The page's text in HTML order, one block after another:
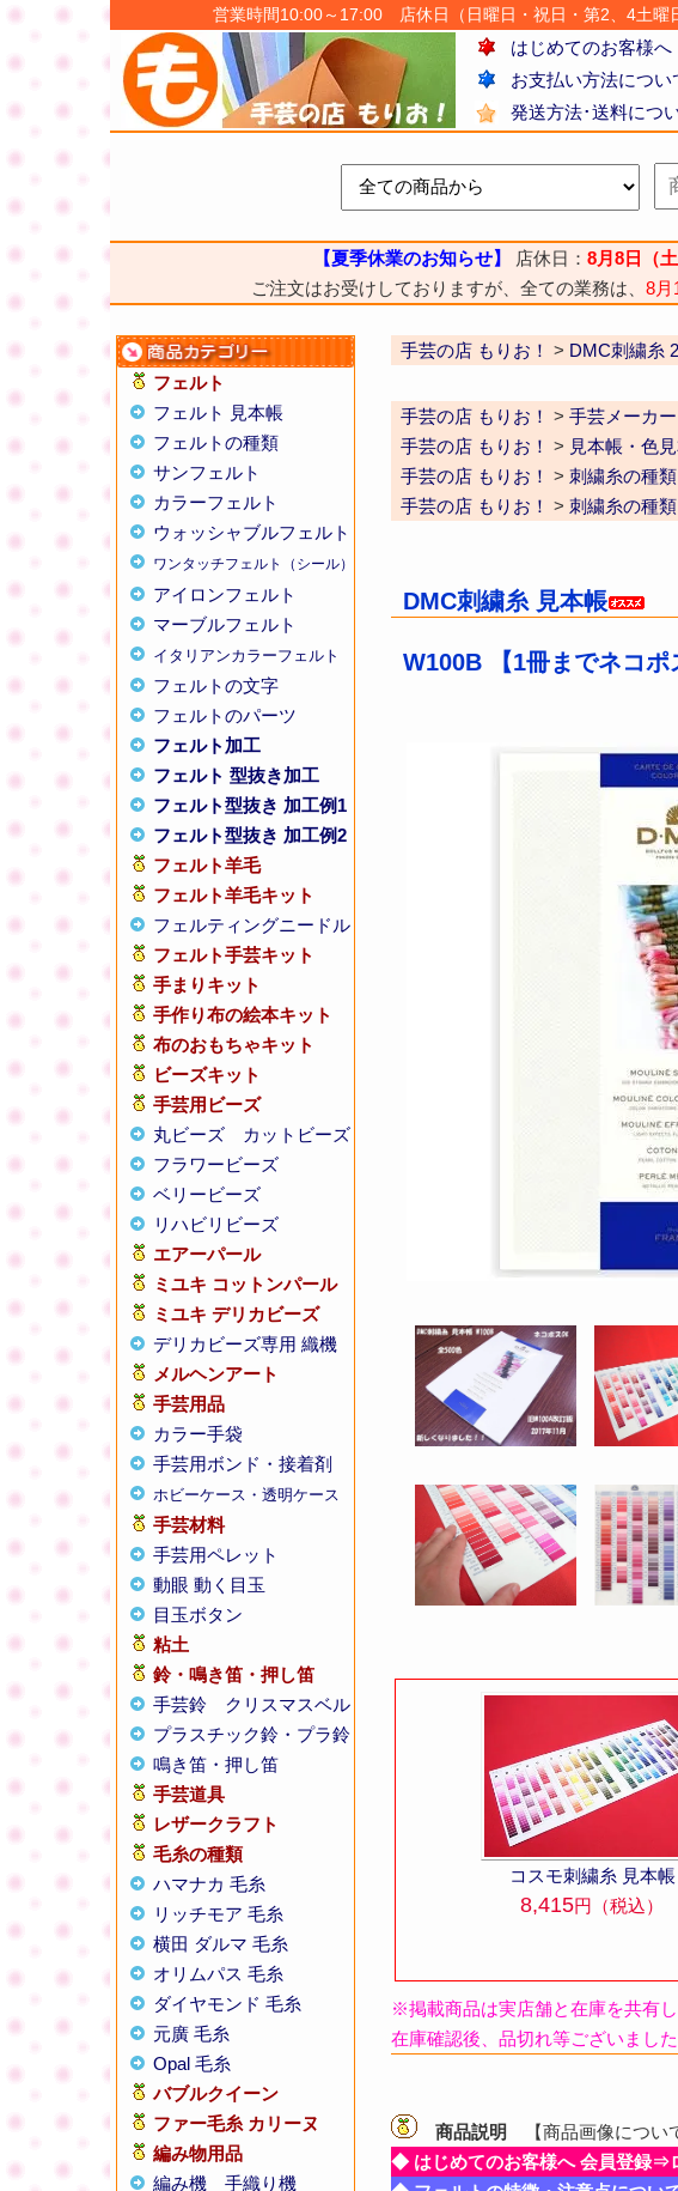
営業時間10:00～17:00 店休日（日曜日・祝日・第2、4土曜
はじめてのお客様へ
お支払い方法につい
発送方法･送料につ
【夏季休業のお知らせ】 店休日： 8月8日（
ご注文はお受けしておりますが、全ての業務は、 8月
フェルト
フェルト 見本帳
フェルトの種類
サンフェルト
カラーフェルト
ウォッシャブルフェルト
ワンタッチフェルト（シール）
アイロンフェルト
マーブルフェルト
イタリアンカラーフェルト
フェルトの文字
フェルトのパーツ
フェルト加工
フェルト 型抜き加工
フェルト型抜き 加工例1
フェルト型抜き 加工例2
フェルト羊毛
フェルト羊毛キット
フェルティングニードル
フェルト手芸キット
手まりキット
手作り布の絵本キット
布のおもちゃキット
ビーズキット
手芸用ビーズ
丸ビーズ
カットビーズ
フラワービーズ
ベリービーズ
リハビリビーズ
エアーパール
ミユキ コットンパール
ミユキ デリカビーズ
デリカビーズ専用 織機
メルヘンアート
手芸用品
カラー手袋
手芸用ボンド・接着剤
ホビーケース・透明ケース
手芸材料
手芸用ペレット
動眼 動く目玉
目玉ボタン
粘土
鈴・鳴き笛・押し笛
手芸鈴
クリスマスベル
プラスチック鈴・プラ鈴
鳴き笛・押し笛
手芸道具
レザークラフト
毛糸の種類
ハマナカ 毛糸
リッチモア 毛糸
横田 ダルマ 毛糸
オリムパス 毛糸
ダイヤモンド 毛糸
元廣 毛糸
Opal 毛糸
バブルクイーン
ファー毛糸 カリーヌ
編み物用品
編み機
手織り機
手芸の店 もりお！ > DMC刺繍糸
手芸の店 もりお！ > 手芸メーカー
手芸の店 もりお！ > 見本帳・色
手芸の店 もりお！ > 刺繍糸の種類
手芸の店 もりお！ > 刺繍糸の種類
DMC刺繍糸 見本帳
W100B 【1冊までネコポ
コスモ刺繍糸 見本帳
8,415円（税込）
※掲載商品は実店舗と在庫を共有
在庫確認後、品切れ等ございまし
商品説明
【商品画像につい
◆ はじめてのお客様へ 会員登録⇒